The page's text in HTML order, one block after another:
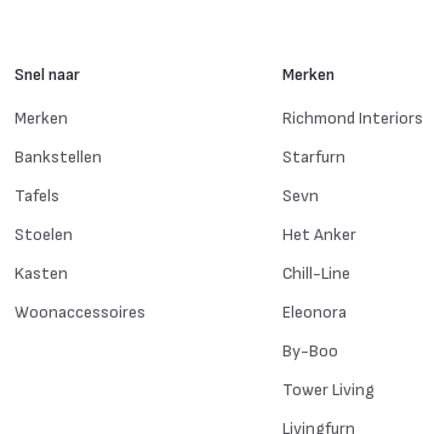
Snel naar
Merken
Bankstellen
Tafels
Stoelen
Kasten
Woonaccessoires
Merken
Richmond Interiors
Starfurn
Sevn
Het Anker
Chill-Line
Eleonora
By-Boo
Tower Living
Livingfurn